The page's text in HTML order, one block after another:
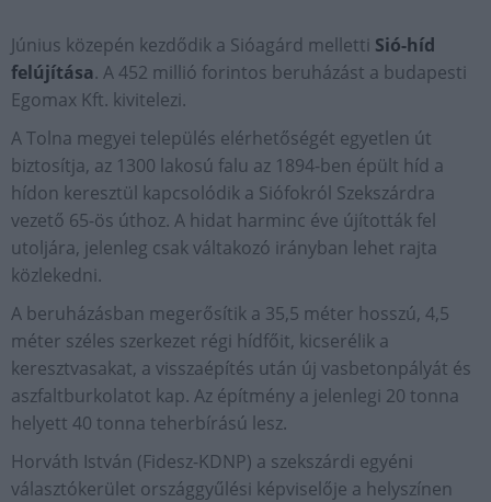
Június közepén kezdődik a Sióagárd melletti Sió-híd
felújítása. A 452 millió forintos beruházást a budapesti
Egomax Kft. kivitelezi.
A Tolna megyei település elérhetőségét egyetlen út
biztosítja, az 1300 lakosú falu az 1894-ben épült híd a
hídon keresztül kapcsolódik a Siófokról Szekszárdra
vezető 65-ös úthoz. A hidat harminc éve újították fel
utoljára, jelenleg csak váltakozó irányban lehet rajta
közlekedni.
A beruházásban megerősítik a 35,5 méter hosszú, 4,5
méter széles szerkezet régi hídfőit, kicserélik a
keresztvasakat, a visszaépítés után új vasbetonpályát és
aszfaltburkolatot kap. Az építmény a jelenlegi 20 tonna
helyett 40 tonna teherbírású lesz.
Horváth István (Fidesz-KDNP) a szekszárdi egyéni
választókerület országgyűlési képviselője a helyszínen